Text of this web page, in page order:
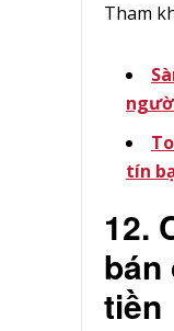
Tham
tín
12.
bán
tiền